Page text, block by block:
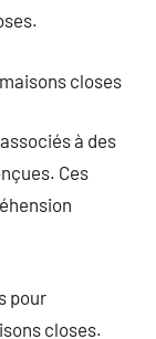
closes
à des
Ces
pour
closes.